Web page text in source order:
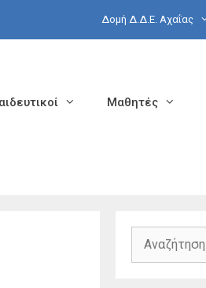
Δομή Δ.Δ.Ε. Αχαΐας
Μαθητές
Αναζήτηση